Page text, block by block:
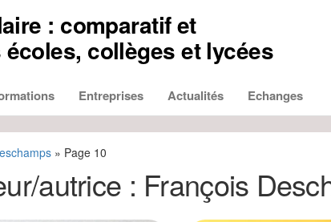
: comparatif et
collèges et lycées
Entreprises Actualités Echanges
» Page 10
autrice : François